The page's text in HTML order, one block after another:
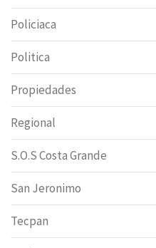
Policiaca
Politica
Propiedades
Regional
S.O.S Costa Grande
San Jeronimo
Tecpan